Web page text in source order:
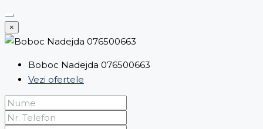
×
Boboc Nadejda 076500663
Vezi ofertele